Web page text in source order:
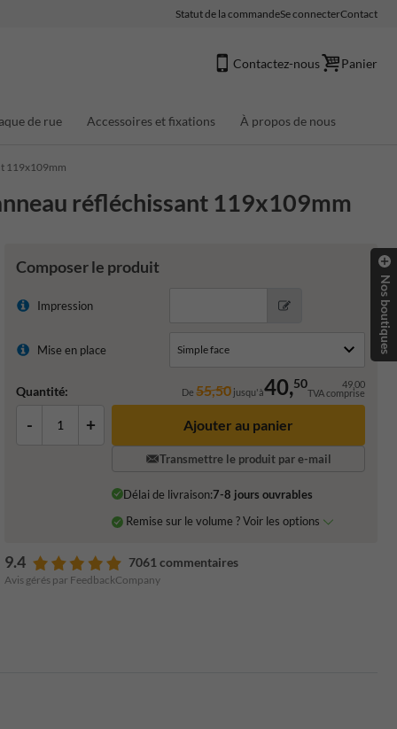
Statut de la commandeSe connecterContact
Contactez-nous Panier
de rue Accessoires et fixations À propos de nous
119x109mm
réfléchissant 119x109mm
Composer le produit
Impression
Mise en place
Quantité: De55,50 jusqu'à40,50 49,00
TVA comprise
- + Ajouter au panier
Transmettre le produit par e-mail
Délai de livraison:7-8 jours ouvrables
Remise sur le volume ? Voir les options
9.4 7061 commentaires
Avis gérés par FeedbackCompany
Nos boutiques